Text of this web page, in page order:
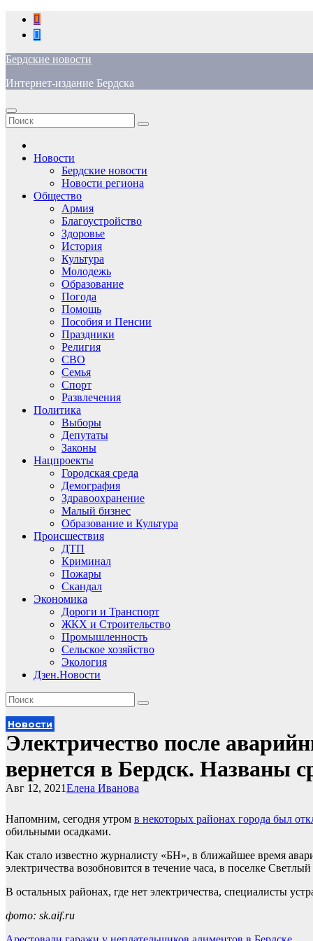
Перейти
содержимому
Бердские новости
Интернет-издание Бердска
Новости
Бердские новости
Новости региона
Общество
Армия
Благоустройство
Здоровье
История
Культура
Молодежь
Образование
Погода
Помощь
Пособия и Пенсии
Праздники
Религия
СВО
Семья
Спорт
Развлечения
Политика
Выборы
Депутаты
Законы
Нацпроекты
Городская среда
Демография
Здравоохранение
Малый бизнес
Образование и Культура
Происшествия
ДТП
Криминал
Пожары
Скандал
Экономика
Дороги и Транспорт
ЖКХ и Строительство
Промышленность
Сельское хозяйство
Экология
Дзен.Новости
Новости
Электричество после
вернется в Бердск. Названы
Елена Иванова
Авг 12, 2021
Напомним, сегодня утром в некоторых районах города был
обильными осадками.
Как стало известно журналисту «БН», в ближайшее время
электричества возобновится в течение часа, в поселке
В остальных районах, где нет электричества, специалисты
фото: sk.aif.ru